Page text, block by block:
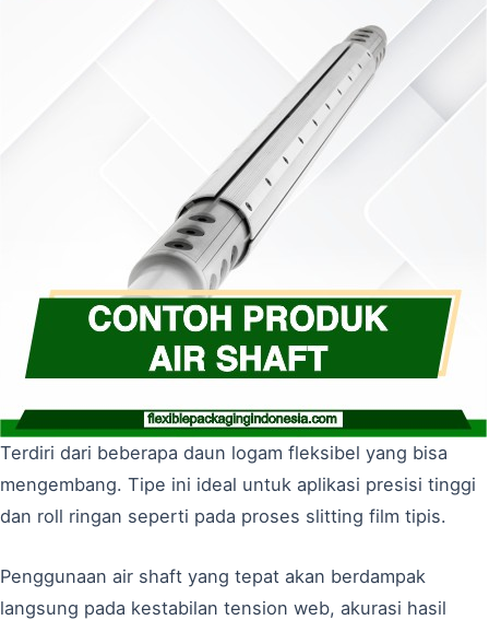
Terdiri dari beberapa daun logam fleksibel yang bisa
mengembang. Tipe ini ideal untuk aplikasi presisi tinggi
dan roll ringan seperti pada proses slitting film tipis.
Penggunaan air shaft yang tepat akan berdampak
langsung pada kestabilan tension web, akurasi hasil